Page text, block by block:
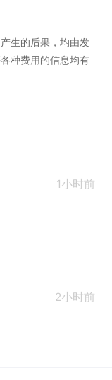
生的后果，均由发
种费用的信息均有
1小时前
2小时前